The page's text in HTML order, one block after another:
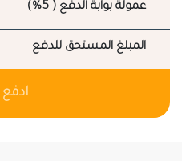
عمولة بوابة الدفع ( 5%)
المبلغ المستحق للدفع
ادفع